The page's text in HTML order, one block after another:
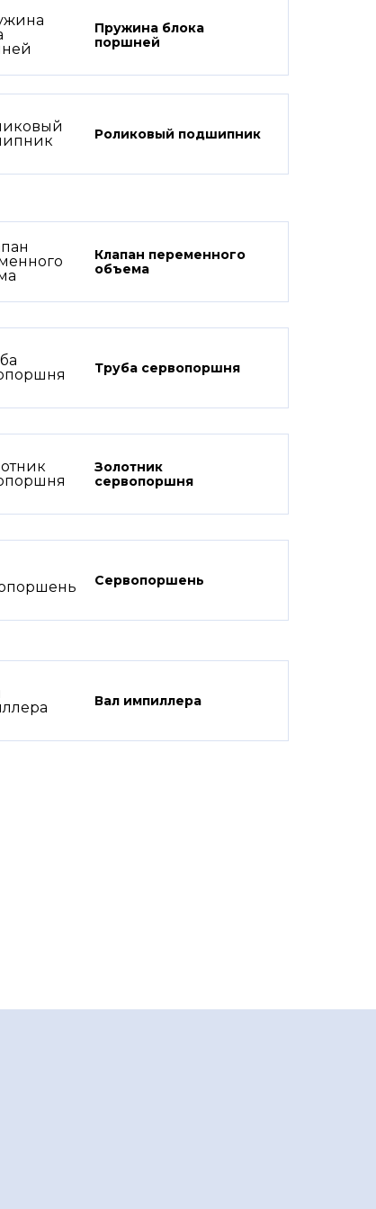
Пружина блока
поршней
Роликовый подшипник
Клапан переменного
объема
Труба сервопоршня
Золотник
сервопоршня
Сервопоршень
Вал импиллера